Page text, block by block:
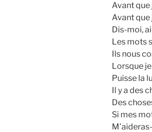
Avant que
Avant que
Dis-moi,
Les mots
Ils nous
Lorsque
Puisse la
Il y a des
Des
Si mes